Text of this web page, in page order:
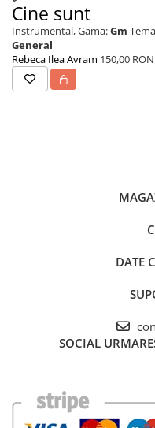
Cine sunt
Instrumental,Gama:Gm
General
Rebeca Ilea Avram 150,00 RON
DATE
SOCIAL